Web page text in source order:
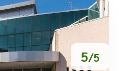
5/5